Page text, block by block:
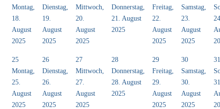
Montag,
18.
August
2025
Dienstag,
19.
August
2025
Mittwoch,
20.
August
2025
Donnerstag,
21. August
2025
Freitag,
22.
August
2025
Samstag,
23.
August
2025
25
Montag,
25.
August
2025
26
Dienstag,
26.
August
2025
27
Mittwoch,
27.
August
2025
28
Donnerstag,
28. August
2025
29
Freitag,
29.
August
2025
30
Samstag,
30.
August
2025